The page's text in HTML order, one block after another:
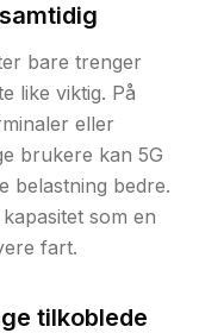
bare trenger
like viktig. På
eller
brukere kan 5G
belastning bedre.
som en
fart.
tilkoblede